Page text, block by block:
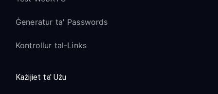
Ġeneratur ta' Passwords
Kontrollur tal-Links
Każijiet ta' Użu